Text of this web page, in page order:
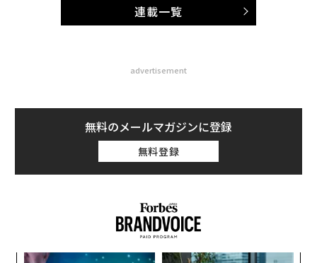
連載一覧
advertisement
無料のメールマガジンに登録
無料登録